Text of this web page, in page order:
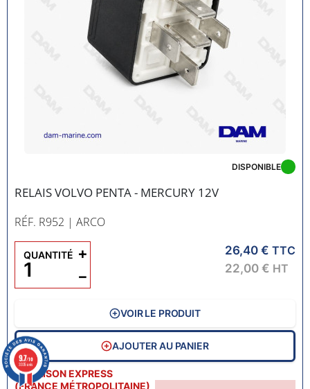
RELAIS VOLVO PENTA - MERCURY 12V
RÉF. R952 | ARCO
LIVRAISON EXPRESS
(FRANCE MÉTROPOLITAINE)
DISPONIBLE
26,40 € TTC
22,00 € HT
QUANTITÉ
−
+
VOIR LE PRODUIT
AJOUTER AU PANIER
9.7/10
3335 avis